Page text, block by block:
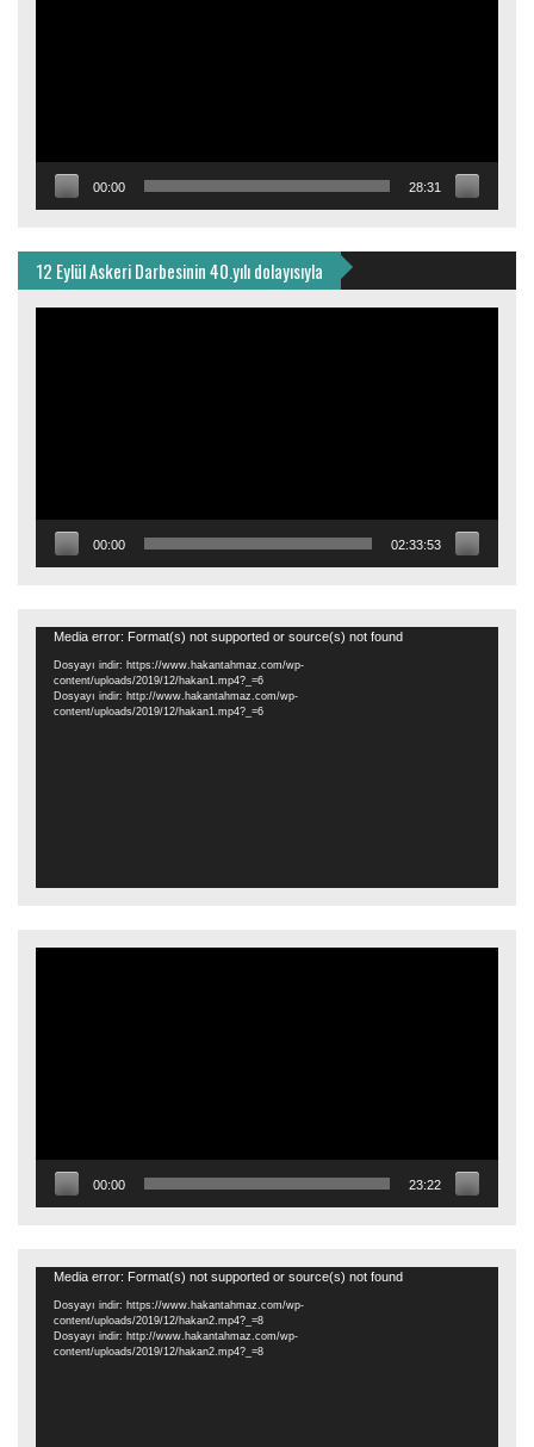
00:00 28:31
12 Eylül Askeri Darbesinin 40.yılı dolayısıyla
00:00 02:33:53
Video
oynatıcı
Media error: Format(s) not supported or source(s) not found
Dosyayı indir: https://www.hakantahmaz.com/wp-
content/uploads/2019/12/hakan1.mp4?_=6
Dosyayı indir: http://www.hakantahmaz.com/wp-
content/uploads/2019/12/hakan1.mp4?_=6
00:00 23:22
Video
oynatıcı
Media error: Format(s) not supported or source(s) not found
Dosyayı indir: https://www.hakantahmaz.com/wp-
content/uploads/2019/12/hakan2.mp4?_=8
Dosyayı indir: http://www.hakantahmaz.com/wp-
content/uploads/2019/12/hakan2.mp4?_=8